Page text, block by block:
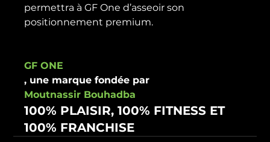
permettra à GF One d’asseoir son
positionnement premium.
GF ONE
, une marque fondée par
Moutnassir Bouhadba
100% PLAISIR, 100% FITNESS ET
100% FRANCHISE